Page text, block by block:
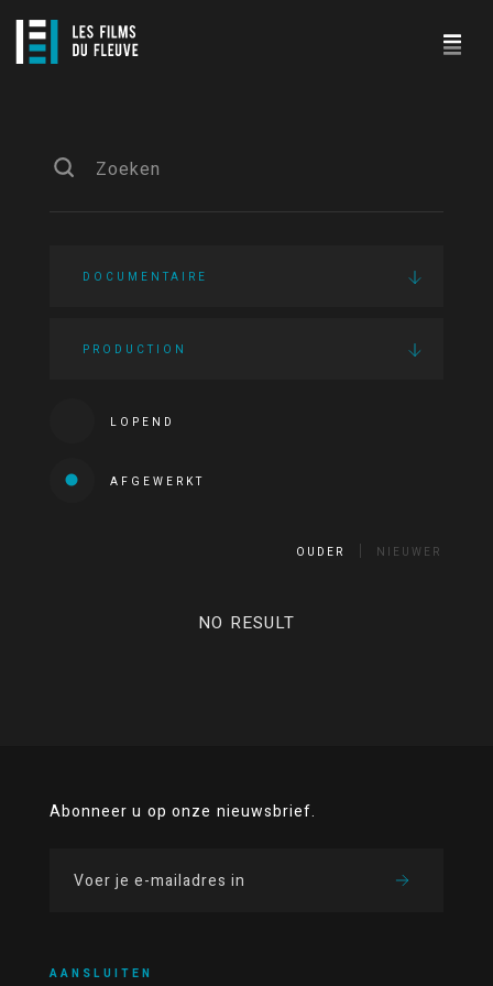
DOCUMENTAIRE
PRODUCTION
LOPEND
AFGEWERKT
OUDER NIEUWER
NO RESULT
Abonneer u op onze nieuwsbrief.
AANSLUITEN